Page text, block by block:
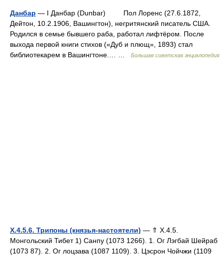
Данбар — I Данбар (Dunbar) Пол Лоренс (27.6.1872,
Дейтон, 10.2.1906, Вашингтон), негритянский писатель США.
Родился в семье бывшего раба, работал лифтёром. После
выхода первой книги стихов («Дуб и плющ», 1893) стал
библиотекарем в Вашингтоне.… …
Большая советская энциклопедия
X.4.5.6. Трипоны (князья-настоятели) — ⇑ X.4.5.
Монгольский Тибет 1) Санпу (1073 1266). 1. Ог Лэгбай Шейраб
(1073 87). 2. Ог лоцзава (1087 1109). 3. Цэсрон Чойчжи (1109